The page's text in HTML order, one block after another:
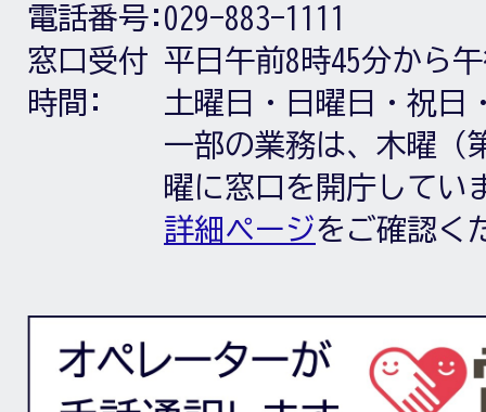
電話番号: 029-883-1111
窓口受付
時間:
平日午前8時45分から
土曜日・日曜日・祝日
一部の業務は、木曜（
曜に窓口を開庁してい
詳細ページをご確認く